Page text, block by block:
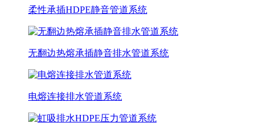
柔性承插HDPE静音管道系统
无翻边热熔承插静音排水管道系统
电熔连接排水管道系统